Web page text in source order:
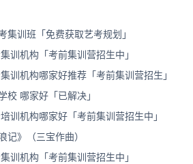
集训班「免费获取艺考规划」
训机构「考前集训营招生中」
训机构哪家好推荐「考前集训营招生」
校 哪家好「已解决」
训机构哪家好「考前集训营招生中」
记》（三宝作曲）
训机构「考前集训营招生中」